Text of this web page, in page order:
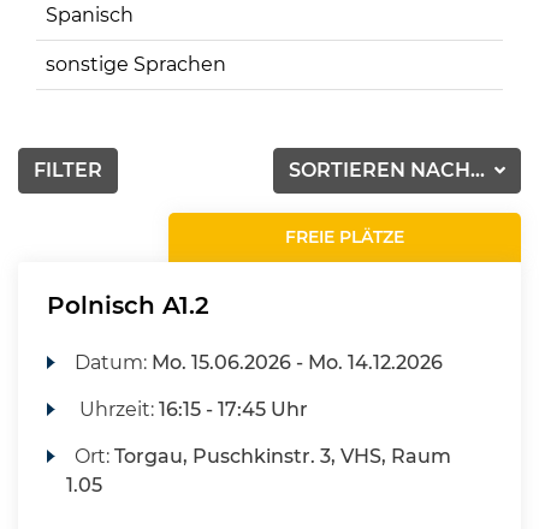
Spanisch
sonstige Sprachen
SORTIEREN NACH...
FILTER
FREIE PLÄTZE
Polnisch A1.2
Datum: Mo. 15.06.2026 - Mo. 14.12.2026
Uhrzeit:16:15 - 17:45 Uhr
Ort:Torgau, Puschkinstr. 3, VHS, Raum
1.05